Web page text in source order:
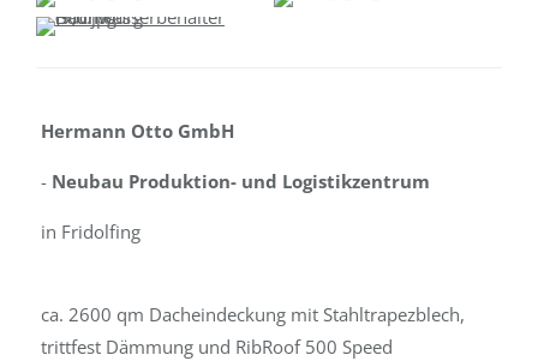
Hermann Otto GmbH
- Neubau Produktion- und Logistikzentrum
in Fridolfing
ca. 2600 qm Dacheindeckung mit Stahltrapezblech,
trittfest Dämmung und RibRoof 500 Speed